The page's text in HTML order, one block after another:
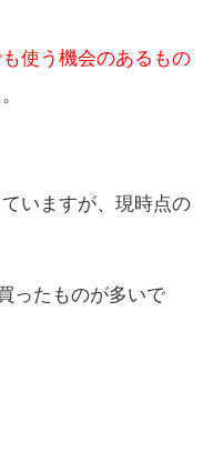
使う機会のあるもの
いますが、現時点の
ったものが多いで